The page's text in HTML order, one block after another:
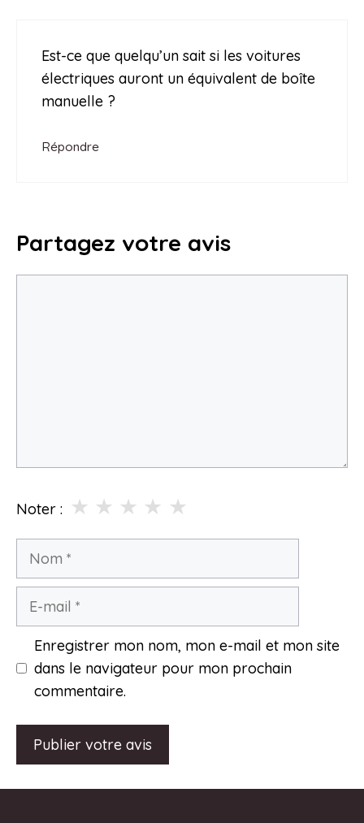
Est-ce que quelqu’un sait si les voitures
électriques auront un équivalent de boîte
manuelle ?
Répondre
Partagez votre avis
Noter : ★
★
★
★
★
Nom
Enregistrer mon nom, mon e-mail et mon site
dans le navigateur pour mon prochain
commentaire.